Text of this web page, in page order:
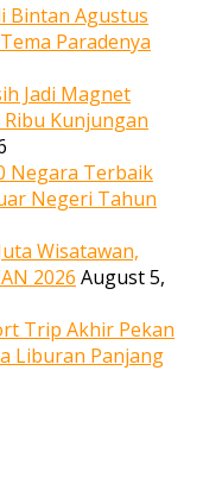
Bintan Agustus
Paradenya
Jadi Magnet
Kunjungan
Negara Terbaik
Negeri Tahun
Wisatawan,
2026 August 5,
Trip Akhir Pekan
Liburan Panjang